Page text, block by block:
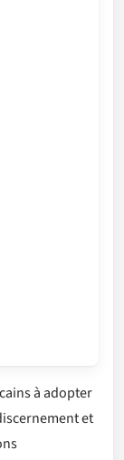
à adopter
et